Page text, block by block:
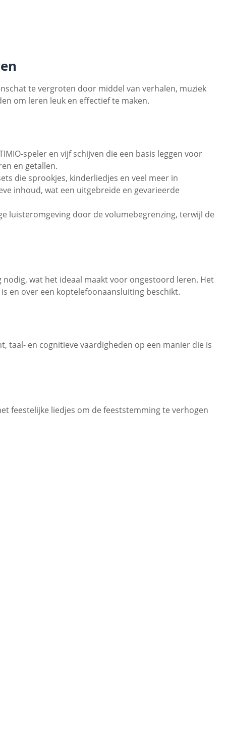
te vergroten door middel van verhalen, muziek
om leren leuk en effectief te maken.
speler en vijf schijven die een basis leggen voor
en getallen.
die sprookjes, kinderliedjes en veel meer in
inhoud, wat een uitgebreide en gevarieerde
luisteromgeving door de volumebegrenzing, terwijl de
wat het ideaal maakt voor ongestoord leren. Het
en over een koptelefoonaansluiting beschikt.
taal- en cognitieve vaardigheden op een manier die is
feestelijke liedjes om de feeststemming te verhogen